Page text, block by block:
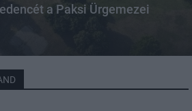
a Paksi Ürgemezei